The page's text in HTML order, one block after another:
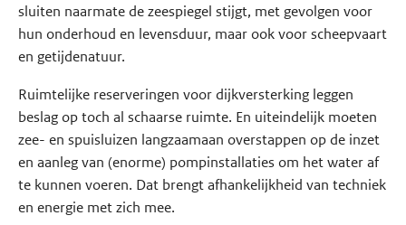
sluiten naarmate de zeespiegel stijgt, met gevolgen voor
hun onderhoud en levensduur, maar ook voor scheepvaart
en getijdenatuur.
Ruimtelijke reserveringen voor dijkversterking leggen
beslag op toch al schaarse ruimte. En uiteindelijk moeten
zee- en spuisluizen langzaamaan overstappen op de inzet
en aanleg van (enorme) pompinstallaties om het water af
te kunnen voeren. Dat brengt afhankelijkheid van techniek
en energie met zich mee.